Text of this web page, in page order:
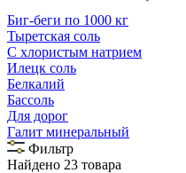
Биг-беги по 1000 кг
Тыретская соль
С хлористым натрием
Илецк соль
Белкалий
Бассоль
Для дорог
Галит минеральный
Фильтр
Найдено 23 товара